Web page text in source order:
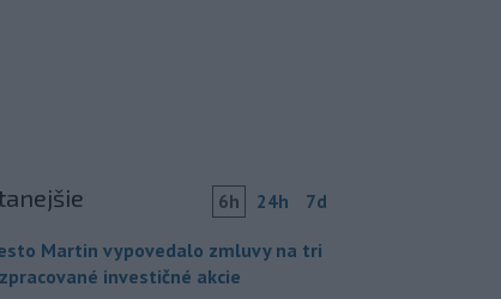
6h 24h 7d
Martin vypovedalo zmluvy na tri
investičné akcie